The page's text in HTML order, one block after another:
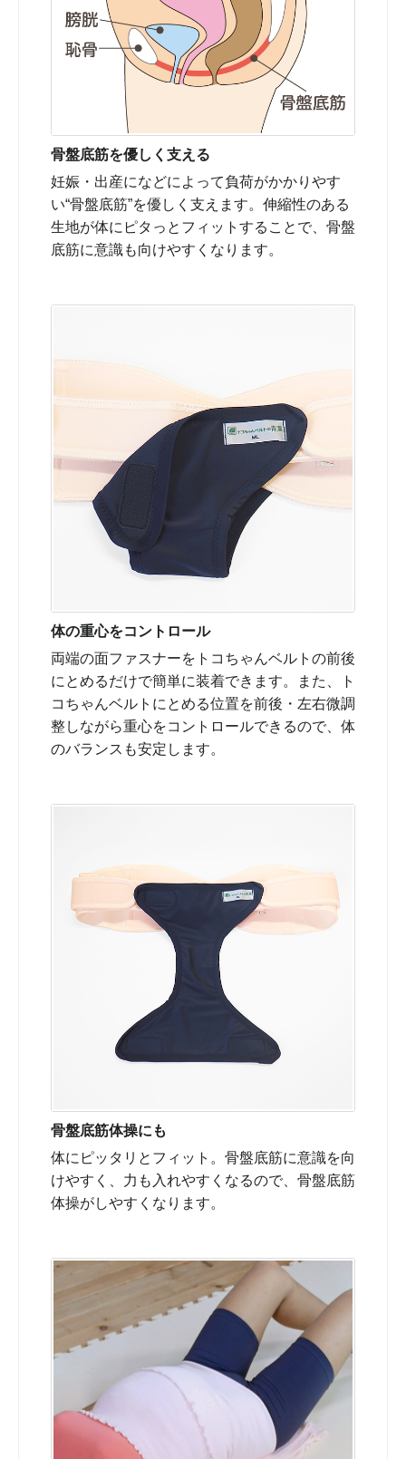
骨盤底筋を優しく支える
妊娠・出産になどによって負荷がかかりやす
い“骨盤底筋”を優しく支えます。伸縮性のある
生地が体にピタっとフィットすることで、骨盤
底筋に意識も向けやすくなります。
体の重心をコントロール
両端の面ファスナーをトコちゃんベルトの前後
にとめるだけで簡単に装着できます。また、ト
コちゃんベルトにとめる位置を前後・左右微調
整しながら重心をコントロールできるので、体
のバランスも安定します。
骨盤底筋体操にも
体にピッタリとフィット。骨盤底筋に意識を向
けやすく、力も入れやすくなるので、骨盤底筋
体操がしやすくなります。